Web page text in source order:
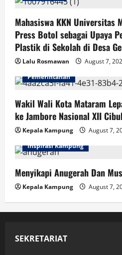
Mahasiswa KKN Universitas
Press Botol sebagai Upaya
Plastik di Sekolah di Desa
Lalu Rosmawan August 7,
Pemerintahan
Wakil Wali Kota Mataram
ke Jambore Nasional XII
Kepala Kampung August 7,
Inspirasi Kampung
Menyikapi Anugerah Dan
Kepala Kampung August 7,
SEKRETARIAT